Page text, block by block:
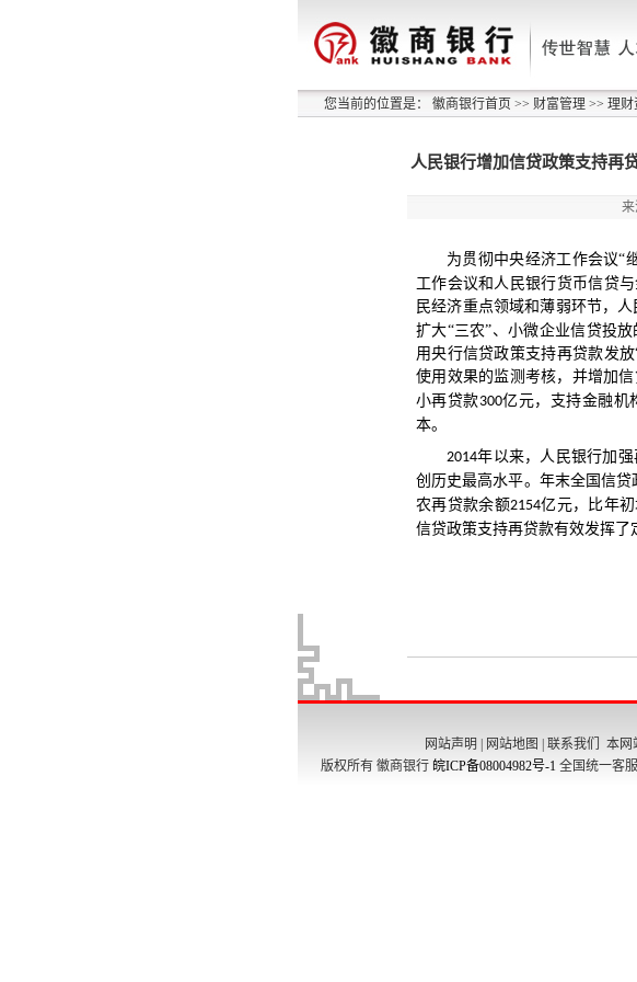
您当前的位置是： 徽商银行首页 >> 财富管理 >> 理财
人民银行增加信贷政策支持再
来
网站声明 网站地图 联系我们 本网
版权所有 徽商银行 皖ICP备08004982号-1 全国统一客